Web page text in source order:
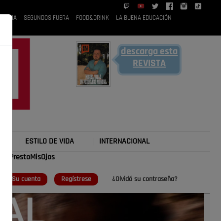
RUBIA SEGUNDOS FUERA FOOD&DRINK LA BUENA EDUCACIÓN
descarga esta
REVISTA
ESTILO DE VIDA INTERNACIONAL
Su cuenta Regístrese ¿Olvidó su contraseña?